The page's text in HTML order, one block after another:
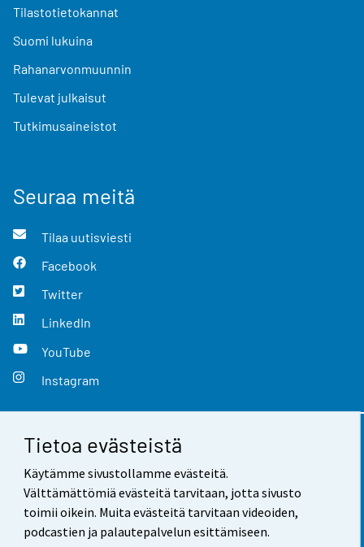
Tietoa evästeistä
Käytämme sivustollamme evästeitä.
Välttämättömiä evästeitä tarvitaan, jotta sivusto
toimii oikein. Muita evästeitä tarvitaan videoiden,
podcastien ja palautepalvelun esittämiseen.
Tilastotietokannat
Suomi lukuina
Rahanarvonmuunnin
Tulevat julkaisut
Tutkimusaineistot
Seuraa meitä
Tilaa uutisviesti
Facebook
Twitter
LinkedIn
YouTube
Instagram
Yhteystiedot
Palaute
Käyttöehdot